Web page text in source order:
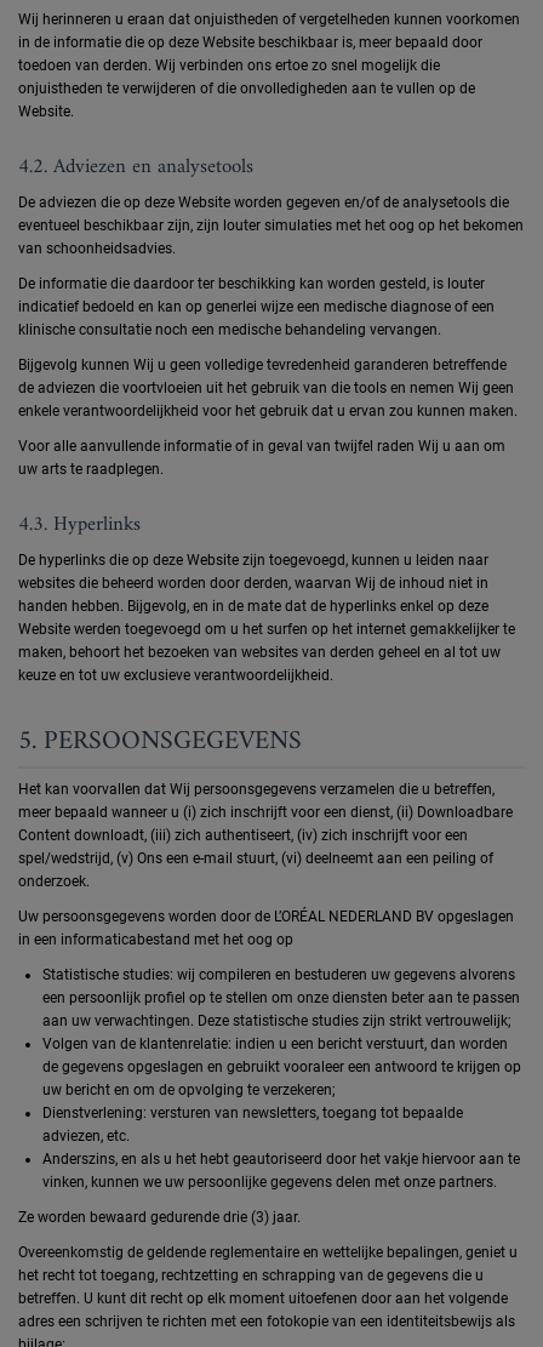
Wij herinneren u eraan dat onjuistheden of vergetelheden kunnen voorkomen
in de informatie die op deze Website beschikbaar is, meer bepaald door
toedoen van derden. Wij verbinden ons ertoe zo snel mogelijk die
onjuistheden te verwijderen of die onvolledigheden aan te vullen op de
Website.
4.2. Adviezen en analysetools
De adviezen die op deze Website worden gegeven en/of de analysetools die
eventueel beschikbaar zijn, zijn louter simulaties met het oog op het bekomen
van schoonheidsadvies.
De informatie die daardoor ter beschikking kan worden gesteld, is louter
indicatief bedoeld en kan op generlei wijze een medische diagnose of een
klinische consultatie noch een medische behandeling vervangen.
Bijgevolg kunnen Wij u geen volledige tevredenheid garanderen betreffende
de adviezen die voortvloeien uit het gebruik van die tools en nemen Wij geen
enkele verantwoordelijkheid voor het gebruik dat u ervan zou kunnen maken.
Voor alle aanvullende informatie of in geval van twijfel raden Wij u aan om
uw arts te raadplegen.
4.3. Hyperlinks
De hyperlinks die op deze Website zijn toegevoegd, kunnen u leiden naar
websites die beheerd worden door derden, waarvan Wij de inhoud niet in
handen hebben. Bijgevolg, en in de mate dat de hyperlinks enkel op deze
Website werden toegevoegd om u het surfen op het internet gemakkelijker te
maken, behoort het bezoeken van websites van derden geheel en al tot uw
keuze en tot uw exclusieve verantwoordelijkheid.
5. PERSOONSGEGEVENS
Het kan voorvallen dat Wij persoonsgegevens verzamelen die u betreffen,
meer bepaald wanneer u (i) zich inschrijft voor een dienst, (ii) Downloadbare
Content downloadt, (iii) zich authentiseert, (iv) zich inschrijft voor een
spel/wedstrijd, (v) Ons een e-mail stuurt, (vi) deelneemt aan een peiling of
onderzoek.
Uw persoonsgegevens worden door de L’ORÉAL NEDERLAND BV opgeslagen
in een informaticabestand met het oog op
Statistische studies: wij compileren en bestuderen uw gegevens alvorens
een persoonlijk profiel op te stellen om onze diensten beter aan te passen
aan uw verwachtingen. Deze statistische studies zijn strikt vertrouwelijk;
Volgen van de klantenrelatie: indien u een bericht verstuurt, dan worden
de gegevens opgeslagen en gebruikt vooraleer een antwoord te krijgen op
uw bericht en om de opvolging te verzekeren;
Dienstverlening: versturen van newsletters, toegang tot bepaalde
adviezen, etc.
Anderszins, en als u het hebt geautoriseerd door het vakje hiervoor aan te
vinken, kunnen we uw persoonlijke gegevens delen met onze partners.
Ze worden bewaard gedurende drie (3) jaar.
Overeenkomstig de geldende reglementaire en wettelijke bepalingen, geniet u
het recht tot toegang, rechtzetting en schrapping van de gegevens die u
betreffen. U kunt dit recht op elk moment uitoefenen door aan het volgende
adres een schrijven te richten met een fotokopie van een identiteitsbewijs als